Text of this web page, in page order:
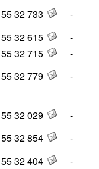
55 32 733
-
55 32 615
-
55 32 715
-
55 32 779
-
55 32 029
-
55 32 854
-
55 32 404
-